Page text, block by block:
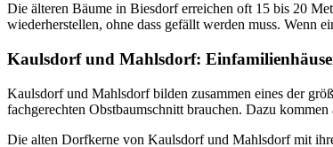
Die älteren Bäume in Biesdorf erreichen oft 15 bis 20
wiederherstellen, ohne dass gefällt werden muss.
Kaulsdorf und Mahlsdorf:
Kaulsdorf und Mahlsdorf bilden zusammen eines der
fachgerechten Obstbaumschnitt brauchen. Dazu
Die alten Dorfkerne von Kaulsdorf und Mahlsdorf mit